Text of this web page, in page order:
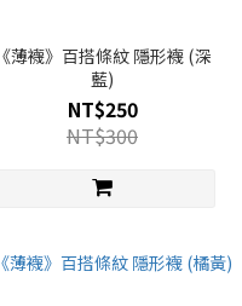
《薄襪》百搭條紋 隱形襪 (深
藍)
NT$250
NT$300